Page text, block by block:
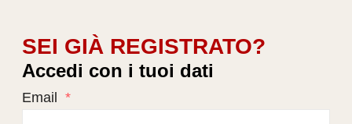
SEI GIÀ REGISTRATO?
Accedi con i tuoi dati
Email *